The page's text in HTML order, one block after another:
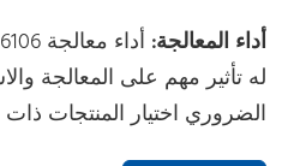
أداء المعالجة:
له تأثير مهم على المعالجة
الضروري اختيار المنتجات ذات